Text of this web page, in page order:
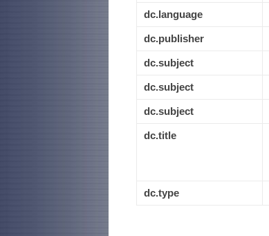
dc.language
dc.publisher
dc.subject
dc.subject
dc.subject
dc.title
dc.type